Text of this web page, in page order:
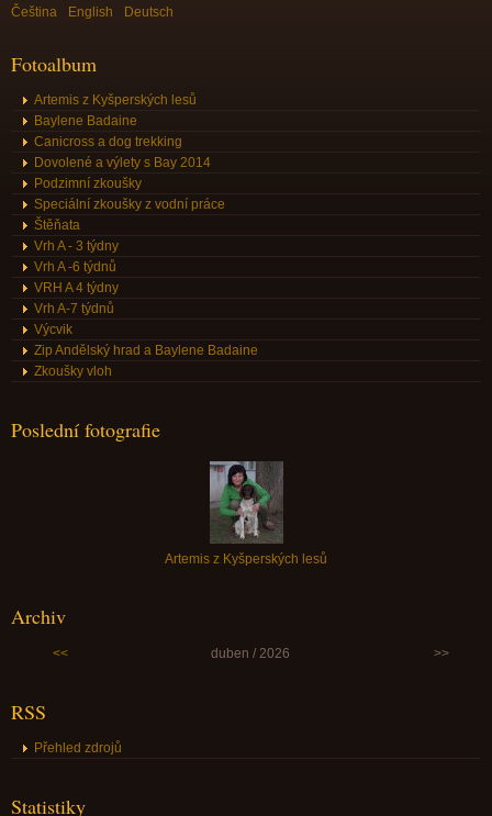
Čeština English Deutsch
Fotoalbum
Artemis z Kyšperských lesů
Baylene Badaine
Canicross a dog trekking
Dovolené a výlety s Bay 2014
Podzimní zkoušky
Speciální zkoušky z vodní práce
Štěňata
Vrh A - 3 týdny
Vrh A -6 týdnů
VRH A 4 týdny
Vrh A-7 týdnů
Výcvik
Zip Andělský hrad a Baylene Badaine
Zkoušky vloh
Poslední fotografie
Artemis z Kyšperských lesů
Archiv
<< duben / 2026 >>
RSS
Přehled zdrojů
Statistiky